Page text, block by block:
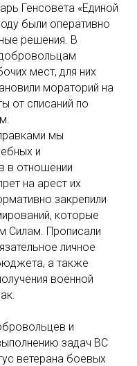
Генсовета «Единой
были оперативно
решения. В
мест, для них
мораторий на
от списаний по
мы
и
в отношении
на арест их
закрепили
которые
Силам. Прописали
личное
а также
военной
и
задач ВС
ветерана боевых